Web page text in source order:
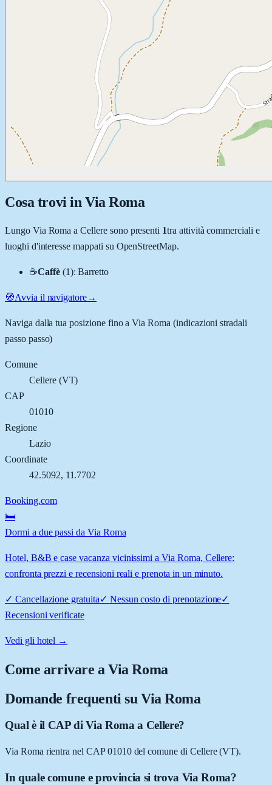
Cosa trovi in Via Roma
Lungo Via Roma aCelleresono presenti 1tra attività commerciali e
luoghi d'interesse mappati su OpenStreetMap.
☕Caffè (1):Barretto
🧭Avvia il navigatore→
Naviga dalla tua posizione fino aVia Roma (indicazioni stradali
passo passo)
Comune
Cellere(VT)
CAP
01010
Regione
Lazio
Coordinate
42.5092, 11.7702
Booking.com
🛏️
Dormi a due passi da Via Roma
Hotel, B&B e case vacanza vicinissimi a Via Roma, Cellere:
confronta prezzi e recensioni reali e prenota in un minuto.
✓ Cancellazione gratuita✓ Nessun costo di prenotazione✓
Recensioni verificate
Vedi gli hotel →
Come arrivare aVia Roma
Domande frequenti su Via Roma
Qual è il CAP di Via Roma a Cellere?
Via Roma rientra nel CAP 01010 del comune di Cellere (VT).
In quale comune e provincia si trova Via Roma?